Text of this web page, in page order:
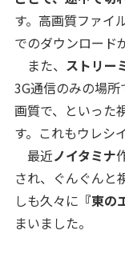
す。高画質ファイ
でのダウンロード
また、 ストリー
3G通信のみの場
画質で、といった
す。これもウレシ
最近ノイタミナ
され、ぐんぐんと
しも久々に 『東の
まいました。